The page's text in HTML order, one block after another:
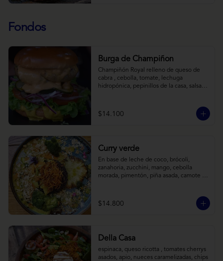
Fondos
Burga de Champiñon
Champiñón Royal relleno de queso de
cabra , cebolla, tomate, lechuga
hidropónica, pepinillos de la casa, salsa
$14.100
Curry verde
En base de leche de coco, brócoli,
zanahoria, zucchini, mango, cebolla
morada, pimentón, piña asada, camote
$14.800
Della Casa
espinaca, queso ricotta , tomates cherrys
asados, apio, nueces caramelizadas, chips